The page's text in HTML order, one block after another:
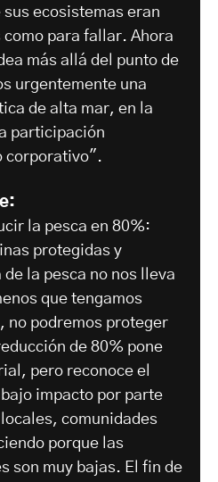
ecosistemas eran
para fallar. Ahora
más allá del punto de
urgentemente una
de alta mar, en la
participación
corporativo".
la pesca en 80%:
protegidas y
la pesca no nos lleva
que tengamos
no podremos proteger
de 80% pone
pero reconoce el
impacto por parte
comunidades
porque las
son muy bajas. El fin de